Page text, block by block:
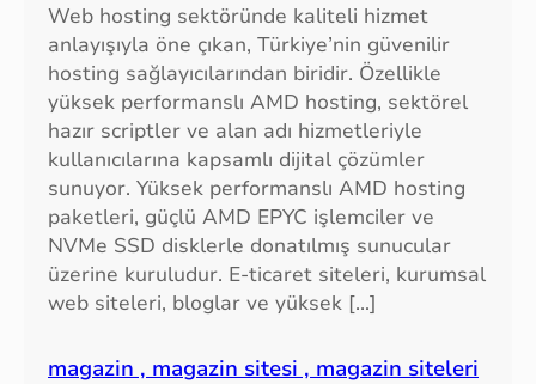
Web hosting sektöründe kaliteli hizmet
anlayışıyla öne çıkan, Türkiye’nin güvenilir
hosting sağlayıcılarından biridir. Özellikle
yüksek performanslı AMD hosting, sektörel
hazır scriptler ve alan adı hizmetleriyle
kullanıcılarına kapsamlı dijital çözümler
sunuyor. Yüksek performanslı AMD hosting
paketleri, güçlü AMD EPYC işlemciler ve
NVMe SSD disklerle donatılmış sunucular
üzerine kuruludur. E-ticaret siteleri, kurumsal
web siteleri, bloglar ve yüksek […]
magazin , magazin sitesi , magazin siteleri